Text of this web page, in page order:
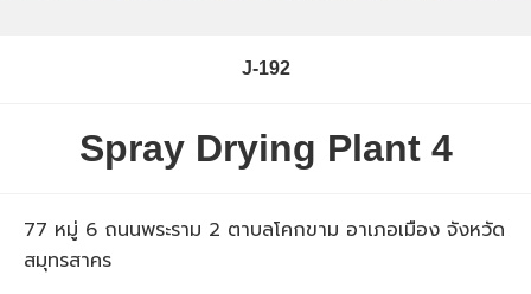
J-192
Spray Drying Plant 4
77 หมู่ 6 ถนนพระราม 2 ตาบลโคกขาม อาเภอเมือง จังหวัด
สมุทรสาคร